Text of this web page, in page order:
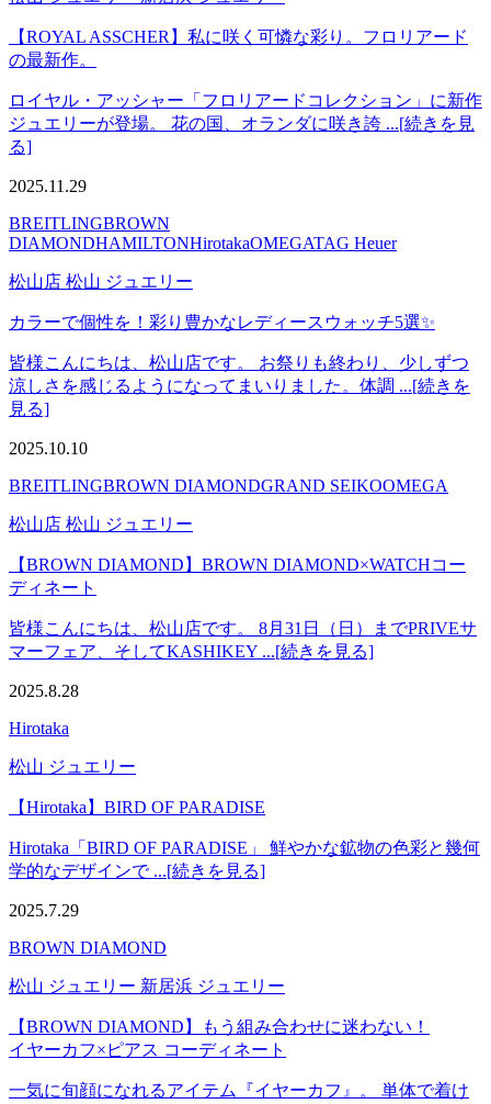
【ROYAL ASSCHER】私に咲く可憐な彩り。フロリアード
の最新作。
ロイヤル・アッシャー「フロリアードコレクション」に新作
ジュエリーが登場。 花の国、オランダに咲き誇 ...[続きを見
る]
2025.11.29
BREITLINGBROWN
DIAMONDHAMILTONHirotakaOMEGATAG Heuer
松山店 松山 ジュエリー
カラーで個性を！彩り豊かなレディースウォッチ5選✨
皆様こんにちは、松山店です。 お祭りも終わり、少しずつ
涼しさを感じるようになってまいりました。体調 ...[続きを
見る]
2025.10.10
BREITLINGBROWN DIAMONDGRAND SEIKOOMEGA
松山店 松山 ジュエリー
【BROWN DIAMOND】BROWN DIAMOND×WATCHコー
ディネート
皆様こんにちは、松山店です。 8月31日（日）までPRIVEサ
マーフェア、そしてKASHIKEY ...[続きを見る]
2025.8.28
Hirotaka
松山 ジュエリー
【Hirotaka】BIRD OF PARADISE
Hirotaka「BIRD OF PARADISE」 鮮やかな鉱物の色彩と幾何
学的なデザインで ...[続きを見る]
2025.7.29
BROWN DIAMOND
松山 ジュエリー 新居浜 ジュエリー
【BROWN DIAMOND】もう組み合わせに迷わない！
イヤーカフ×ピアス コーディネート
一気に旬顔になれるアイテム『イヤーカフ』。 単体で着け